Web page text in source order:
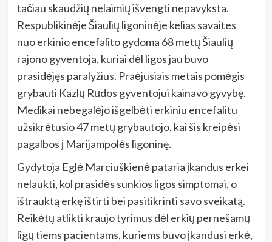
tačiau skaudžių nelaimių išvengti nepavyksta.
Respublikinėje Šiaulių ligoninėje kelias savaites
nuo erkinio encefalito gydoma 68 metų Šiaulių
rajono gyventoja, kuriai dėl ligos jau buvo
prasidėjęs paralyžius. Praėjusiais metais pomėgis
grybauti Kazlų Rūdos gyventojui kainavo gyvybę.
Medikai nebegalėjo išgelbėti erkiniu encefalitu
užsikrėtusio 47 metų grybautojo, kai šis kreipėsi
pagalbos į Marijampolės ligoninę.
Gydytoja Eglė Marciuškienė pataria įkandus erkei
nelaukti, kol prasidės sunkios ligos simptomai, o
ištrauktą erkę ištirti bei pasitikrinti savo sveikatą.
Reikėtų atlikti kraujo tyrimus dėl erkių pernešamų
ligų tiems pacientams, kuriems buvo įkandusi erkė,